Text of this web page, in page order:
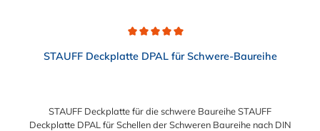
STAUFF Deckplatte DPAL für Schwere-Baureihe
STAUFF Deckplatte für die schwere Baureihe STAUFF
Deckplatte DPAL für Schellen der Schweren Baureihe nach DIN